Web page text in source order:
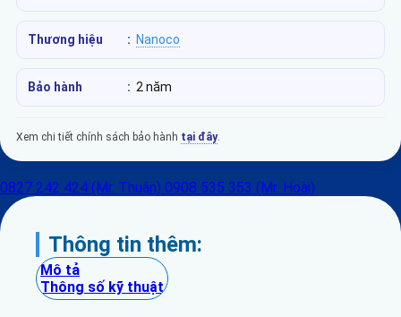
Thương hiệu : Nanoco
Bảo hành : 2 năm
Xem chi tiết chính sách bảo hành tại đây.
0827 242 424 (Mr. Thuận) 0908 535 353 (Mr. Hoài)
Thông tin thêm:
Mô tả
Thông số kỹ thuật